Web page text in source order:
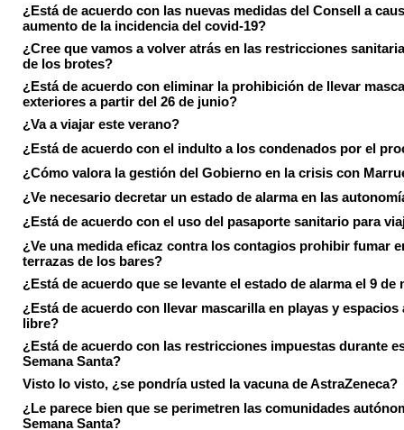
¿Está de acuerdo con las nuevas medidas del Consell a
aumento de la incidencia del covid-19?
¿Cree que vamos a volver atrás en las restricciones
de los brotes?
¿Está de acuerdo con eliminar la prohibición de llevar
exteriores a partir del 26 de junio?
¿Va a viajar este verano?
¿Está de acuerdo con el indulto a los condenados por el
¿Cómo valora la gestión del Gobierno en la crisis con
¿Ve necesario decretar un estado de alarma en las
¿Está de acuerdo con el uso del pasaporte sanitario para
¿Ve una medida eficaz contra los contagios prohibir fumar
terrazas de los bares?
¿Está de acuerdo que se levante el estado de alarma el 9 de
¿Está de acuerdo con llevar mascarilla en playas y espacios
libre?
¿Está de acuerdo con las restricciones impuestas durante
Semana Santa?
Visto lo visto, ¿se pondría usted la vacuna de AstraZeneca?
¿Le parece bien que se perimetren las comunidades
Semana Santa?